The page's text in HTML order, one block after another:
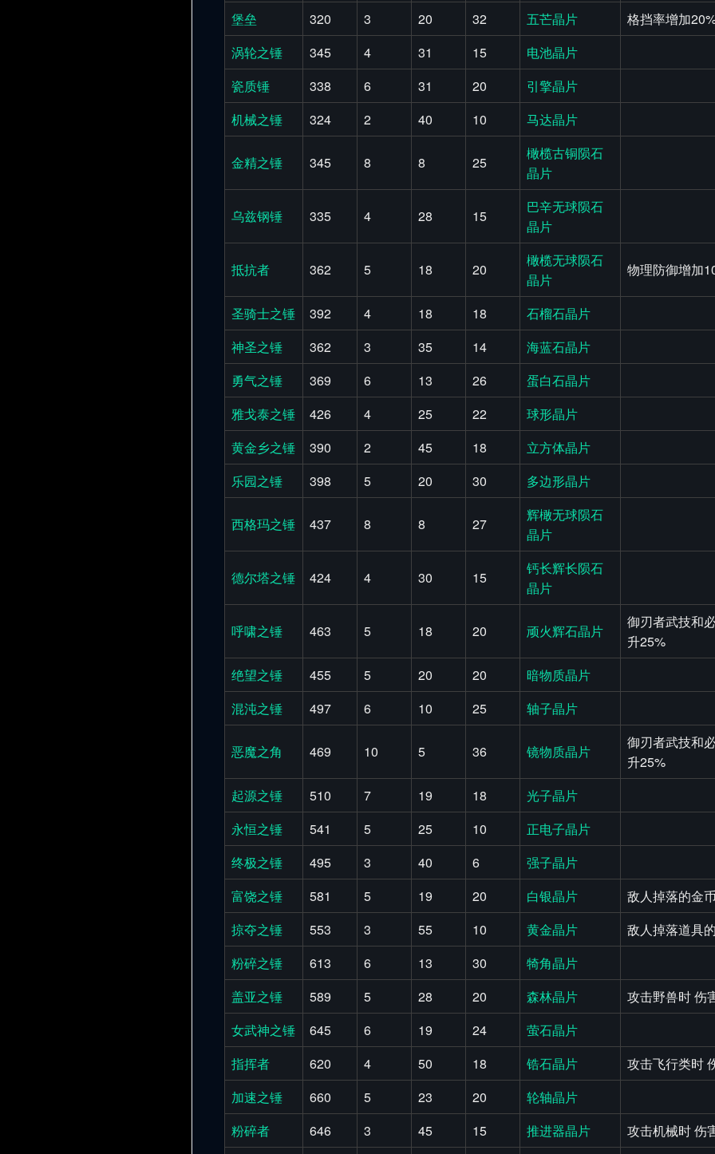
堡垒
320 3 20 32 五芒晶片
格挡率增加
涡轮之锤
345 4 31 15
电池晶片
瓷质锤
338 6 31 20
引擎晶片
机械之锤
324 2 40 10 马达晶片
金精之锤 345 8 8 25
橄榄古铜陨石
晶片
乌兹钢锤 335 4 28 15
巴辛无球陨石
晶片
抵抗者 362 5 18 20
橄榄无球陨石
晶片
物理防御增加
圣骑士之锤 392 4 18 18
石榴石晶片
神圣之锤
362 3 35 14
海蓝石晶片
勇气之锤
369 6 13 26
蛋白石晶片
雅戈泰之锤
426 4 25 22
球形晶片
黄金乡之锤
390 2 45 18
立方体晶片
乐园之锤
398 5 20 30 多边形晶片
西格玛之锤 437 8 8 27
辉橄无球陨石
晶片
德尔塔之锤 424 4 30 15
钙长辉长陨石
晶片
呼啸之锤 463 5 18 20 顽火辉石晶片
御刃者武技和
升25%
绝望之锤
455 5 20 20
暗物质晶片
混沌之锤
497 6 10 25 轴子晶片
恶魔之角 469 10 5 36 镜物质晶片
御刃者武技和
升25%
起源之锤
510 7 19 18
光子晶片
永恒之锤
541 5 25 10
正电子晶片
终极之锤
495 3 40 6
强子晶片
富饶之锤
581 5 19 20 白银晶片
敌人掉落的金
掠夺之锤
553 3 55 10 黄金晶片
敌人掉落道具
粉碎之锤
613 6 13 30
犄角晶片
盖亚之锤
589 5 28 20 森林晶片
攻击野兽时 伤
女武神之锤
645 6 19 24
萤石晶片
指挥者
620 4 50 18 锆石晶片
攻击飞行类时
加速之锤
660 5 23 20
轮轴晶片
粉碎者
646 3 45 15 推进器晶片 攻击机械时 伤